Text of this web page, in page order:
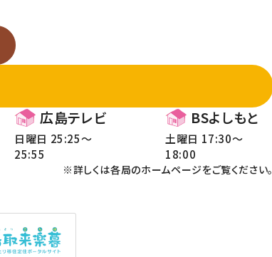
広島テレビ
日曜日 25:25～
25:55
BSよしもと
土曜日 17:30～
18:00
※詳しくは各局のホームページをご覧ください。